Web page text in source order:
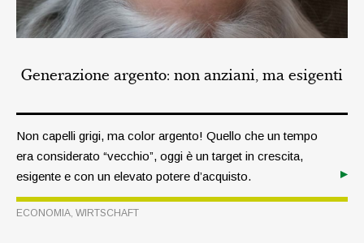
Generazione argento: non anziani, ma esigenti
Non capelli grigi, ma color argento! Quello che un tempo
era considerato “vecchio”, oggi è un target in crescita,
esigente e con un elevato potere d’acquisto.
ECONOMIA WIRTSCHAFT